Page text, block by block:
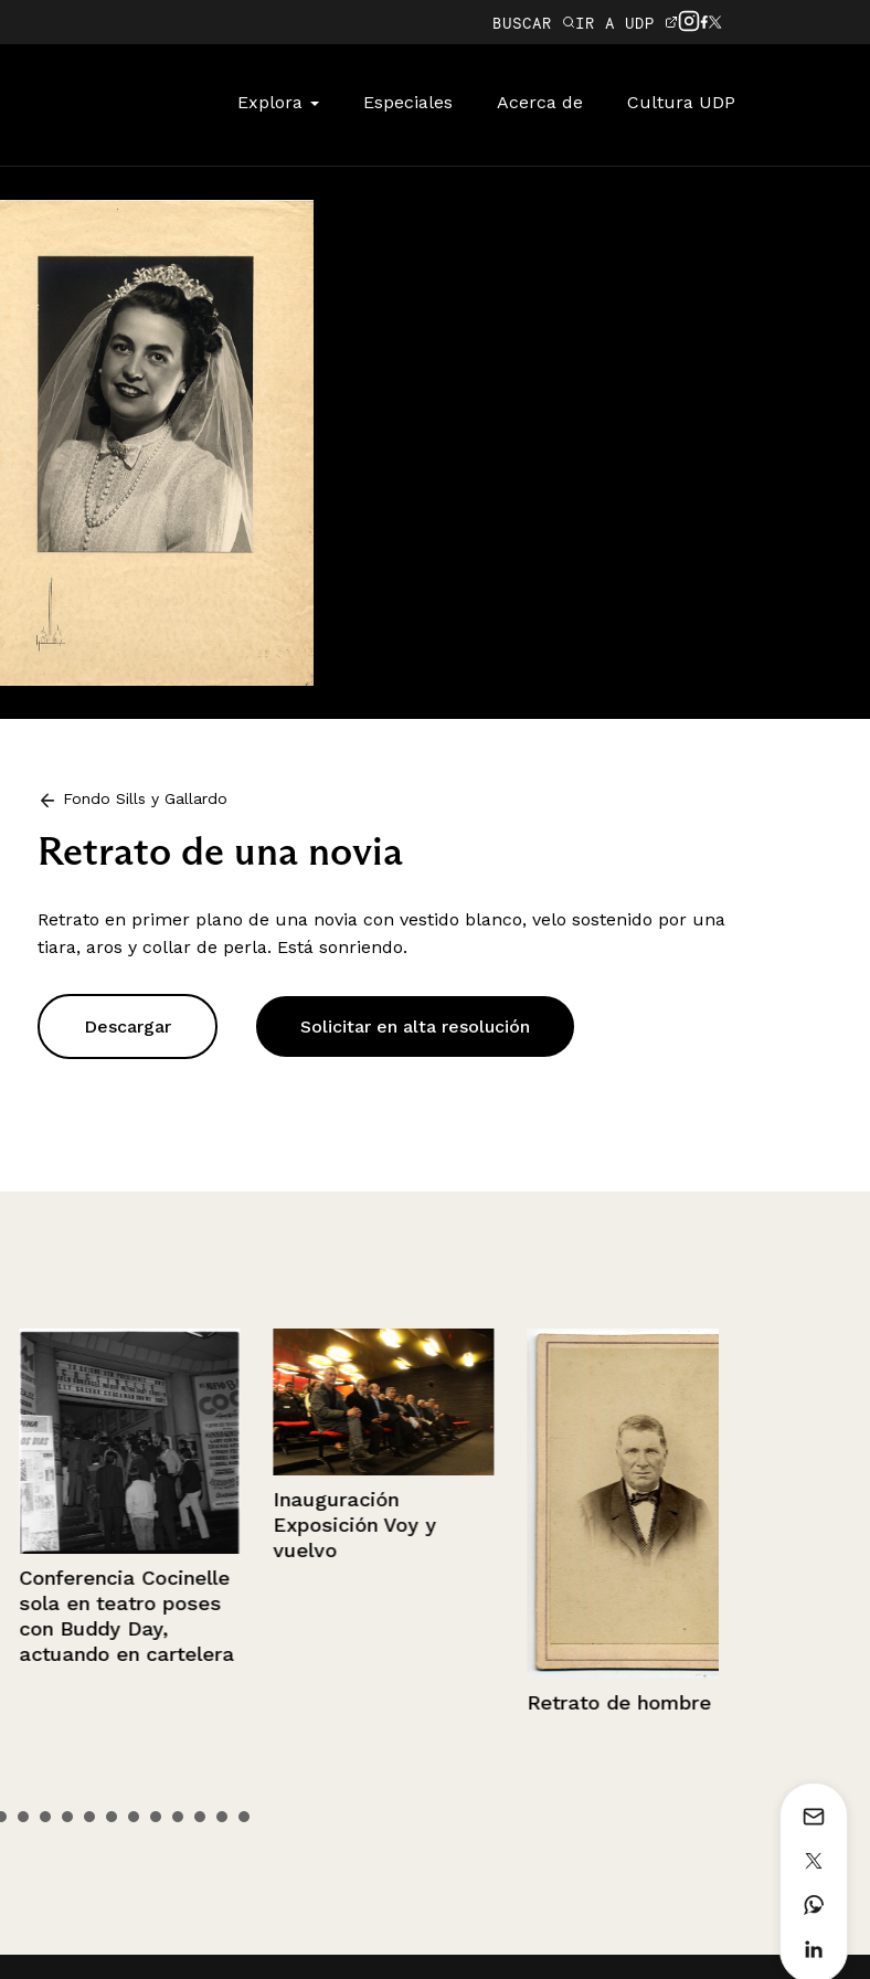
BUSCAR IR A UDP
Explora Especiales Acerca de Cultura UDP
Fondo Sills y Gallardo
Retrato de una novia
Retrato en primer plano de una novia con vestido blanco, velo sostenido por una
tiara, aros y collar de perla. Está sonriendo.
Descargar Solicitar en alta resolución
Conferencia Cocinelle
sola en teatro poses
con Buddy Day,
actuando en cartelera
Inauguración
Exposición Voy y
vuelvo
Retrato de hombre